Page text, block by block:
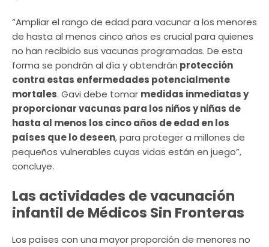
“Ampliar el rango de edad para vacunar a los menores
de hasta al menos cinco años es crucial para quienes
no han recibido sus vacunas programadas. De esta
forma se pondrán al día y obtendrán protección
contra estas enfermedades potencialmente
mortales. Gavi debe tomar medidas inmediatas y
proporcionar vacunas para los niños y niñas de
hasta al menos los cinco años de edad en los
países que lo deseen, para proteger a millones de
pequeños vulnerables cuyas vidas están en juego”,
concluye.
Las actividades de vacunación
infantil de Médicos Sin Fronteras
Los países con una mayor proporción de menores no